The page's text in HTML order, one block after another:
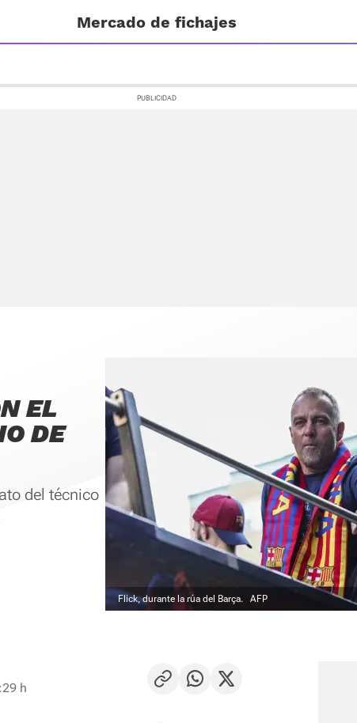
Mercado de fichajes
EL
DE
del técnico
Flick, durante la rúa del Barça. AFP
h